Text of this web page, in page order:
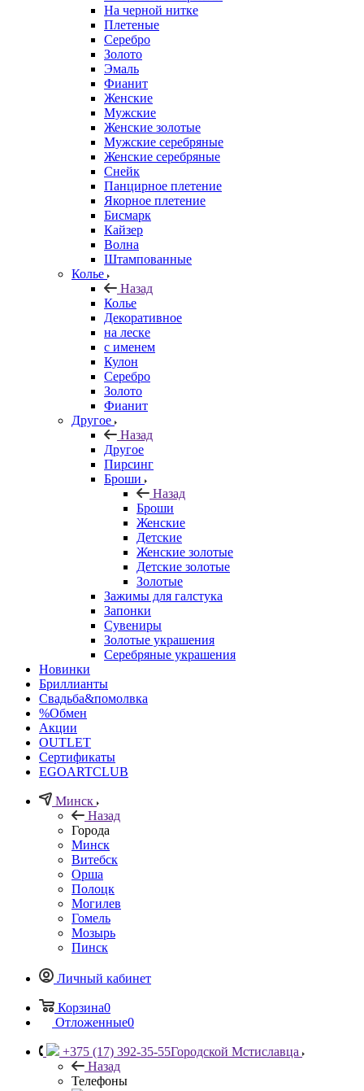
На черной нитке
Плетеные
Серебро
Золото
Эмаль
Фианит
Женские
Мужские
Женские золотые
Мужские серебряные
Женские серебряные
Снейк
Панцирное плетение
Якорное плетение
Бисмарк
Кайзер
Волна
Штампованные
Колье
Назад
Колье
Декоративное
на леске
с именем
Кулон
Серебро
Золото
Фианит
Другое
Назад
Другое
Пирсинг
Броши
Назад
Броши
Женские
Детские
Женские золотые
Детские золотые
Золотые
Зажимы для галстука
Запонки
Сувениры
Золотые украшения
Серебряные украшения
Новинки
Бриллианты
Свадьба&помолвка
%Обмен
Акции
OUTLET
Сертификаты
EGOARTCLUB
Минск
Назад
Города
Минск
Витебск
Орша
Полоцк
Могилев
Гомель
Мозырь
Пинск
Личный кабинет
Корзина0
Отложенные0
+375 (17) 392-35-55Городской Мстиславца
Назад
Телефоны